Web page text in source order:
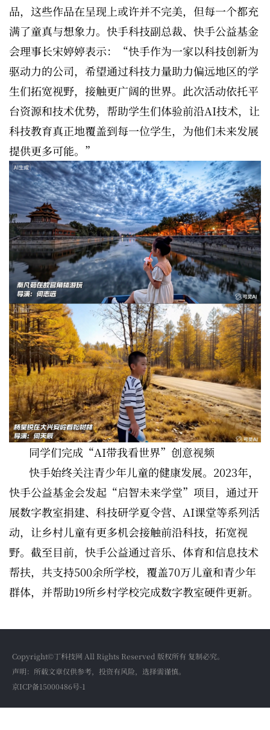
品，这些作品在呈现上或许并不完美，但每一个都充
满了童真与想象力。快手科技副总裁、快手公益基金
会理事长宋婷婷表示：“快手作为一家以科技创新为
驱动力的公司，希望通过科技力量助力偏远地区的学
生们拓宽视野，接触更广阔的世界。此次活动依托平
台资源和技术优势，帮助学生们体验前沿AI技术，让
科技教育真正地覆盖到每一位学生，为他们未来发展
提供更多可能。”
同学们完成“AI带我看世界”创意视频
快手始终关注青少年儿童的健康发展。2023年，
快手公益基金会发起“启智未来学堂”项目，通过开
展数字教室捐建、科技研学夏令营、AI课堂等系列活
动，让乡村儿童有更多机会接触前沿科技，拓宽视
野。截至目前，快手公益通过音乐、体育和信息技术
帮扶，共支持500余所学校，覆盖70万儿童和青少年
群体，并帮助19所乡村学校完成数字教室硬件更新。
Copyright©丁科技网 All Rights Reserved 版权所有 复制必究。
声明：所载文章仅供参考，投资有风险，选择需谨慎。
京ICP备15000486号-1